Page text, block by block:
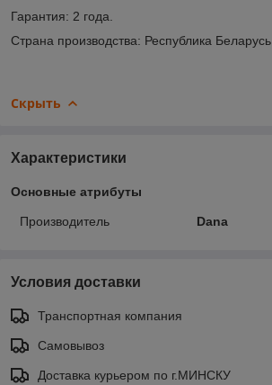
Гарантия: 2 года.
Страна производства: Республика Беларусь
Скрыть
Характеристики
Основные атрибуты
Производитель Dana
Условия доставки
Транспортная компания
Самовывоз
Доставка курьером по г.МИНСКУ